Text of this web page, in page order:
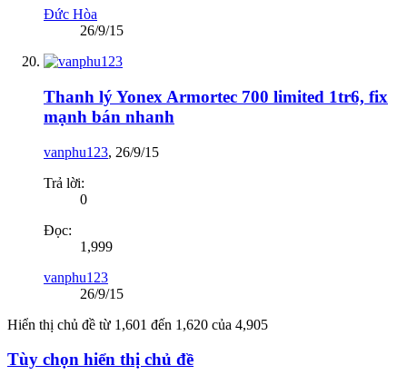
Đức Hòa
26/9/15
Thanh lý Yonex Armortec 700 limited 1tr6, fix
mạnh bán nhanh
vanphu123, 26/9/15
Trả lời:
0
Đọc:
1,999
vanphu123
26/9/15
Hiển thị chủ đề từ 1,601 đến 1,620 của 4,905
Tùy chọn hiển thị chủ đề